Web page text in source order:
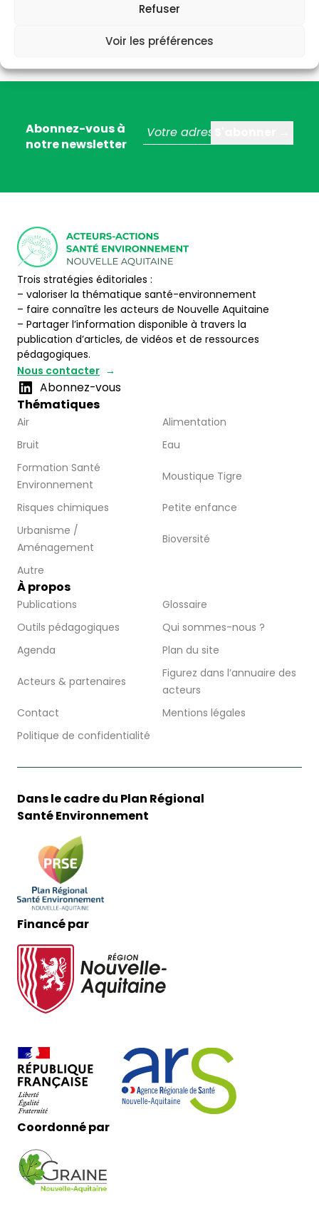
Refuser
Voir les préférences
Abonnez-vous à
notre newsletter
Trois stratégies éditoriales :
– valoriser la thématique santé-environnement
– faire connaître les acteurs de Nouvelle Aquitaine
– Partager l’information disponible à travers la
publication d’articles, de vidéos et de ressources
pédagogiques.
Nous contacter
Abonnez-vous
Thématiques
Air
Alimentation
Bruit
Eau
Formation Santé
Environnement
Moustique Tigre
Risques chimiques
Petite enfance
Urbanisme /
Aménagement
Bioversité
Autre
À propos
Publications
Glossaire
Outils pédagogiques
Qui sommes-nous ?
Agenda
Plan du site
Acteurs & partenaires
Figurez dans l’annuaire des
acteurs
Contact
Mentions légales
Politique de confidentialité
Dans le cadre du Plan Régional
Santé Environnement
Financé par
Coordonné par